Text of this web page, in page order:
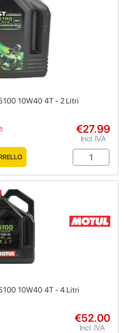
10W40 4T - 2 Litri
€27.99
Incl. IVA
10W40 4T - 4 Litri
€52.00
Incl. IVA